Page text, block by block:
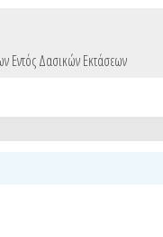
Εντός Δασικών Εκτάσεων